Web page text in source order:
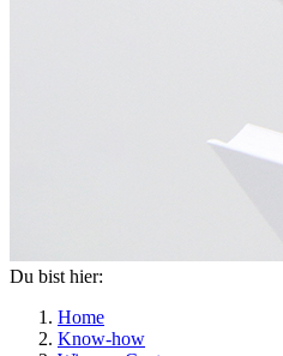
Du bist hier:
Home
Know-how